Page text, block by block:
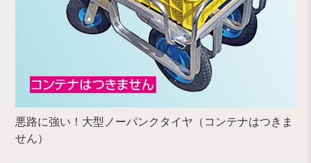
悪路に強い！大型ノーパンクタイヤ（コンテナはつきま
せん）